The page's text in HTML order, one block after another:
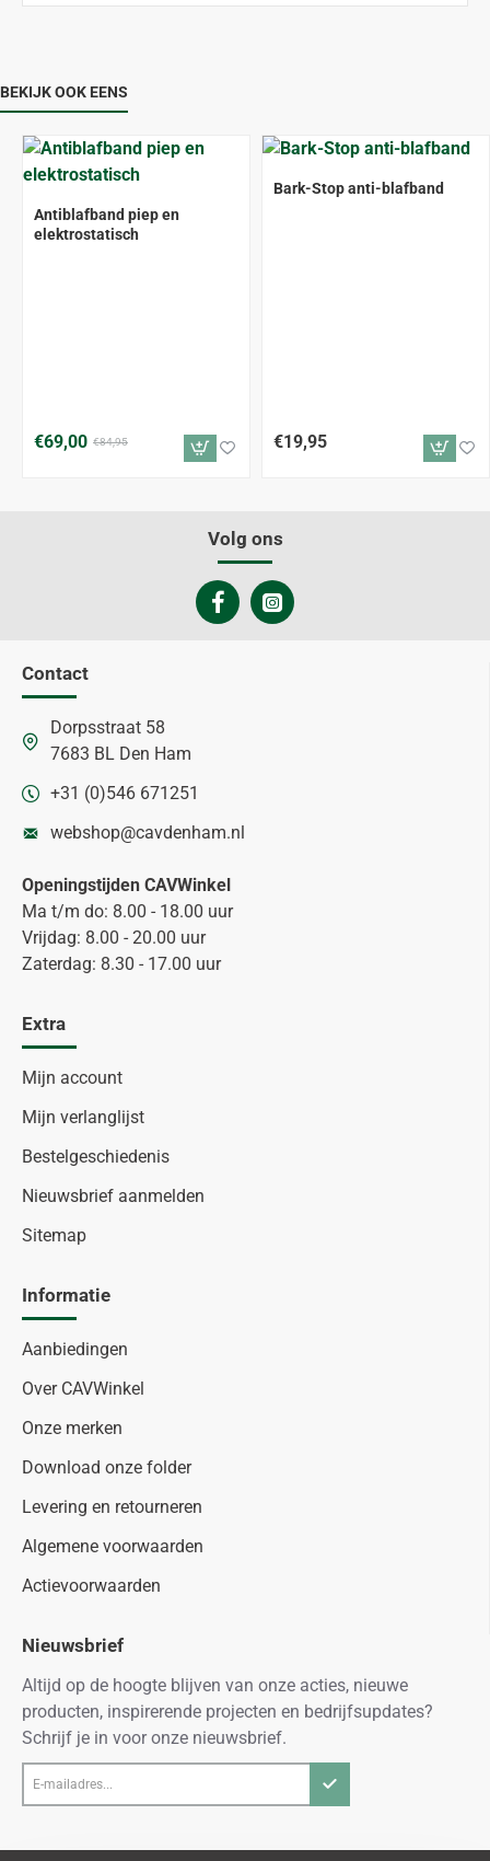
BEKIJK OOK EENS
Antiblafband piep en
elektrostatisch
€69,00 €84,95
Bark-Stop anti-blafband
€19,95
Volg ons
Contact
Dorpsstraat 58
7683 BL Den Ham
+31 (0)546 671251
webshop@cavdenham.nl
Openingstijden CAVWinkel
Ma t/m do: 8.00 - 18.00 uur
Vrijdag: 8.00 - 20.00 uur
Zaterdag: 8.30 - 17.00 uur
Extra
Mijn account
Mijn verlanglijst
Bestelgeschiedenis
Nieuwsbrief aanmelden
Sitemap
Informatie
Aanbiedingen
Over CAVWinkel
Onze merken
Download onze folder
Levering en retourneren
Algemene voorwaarden
Actievoorwaarden
Nieuwsbrief
Altijd op de hoogte blijven van onze acties, nieuwe
producten, inspirerende projecten en bedrijfsupdates?
Schrijf je in voor onze nieuwsbrief.
mailadres...